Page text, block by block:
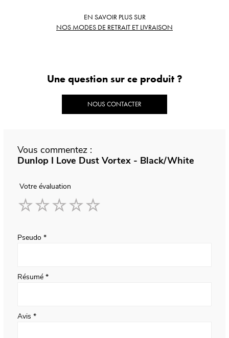
EN SAVOIR PLUS SUR
NOS MODES DE RETRAIT ET LIVRAISON
Une question sur ce produit ?
NOUS CONTACTER
Vous commentez :
Dunlop I Love Dust Vortex - Black/White
Votre évaluation
Pseudo
Résumé
Avis